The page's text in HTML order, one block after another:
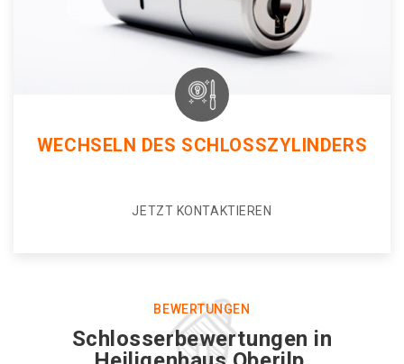
WECHSELN DES SCHLOSSZYLINDERS
JETZT KONTAKTIEREN
BEWERTUNGEN
Schlosserbewertungen in